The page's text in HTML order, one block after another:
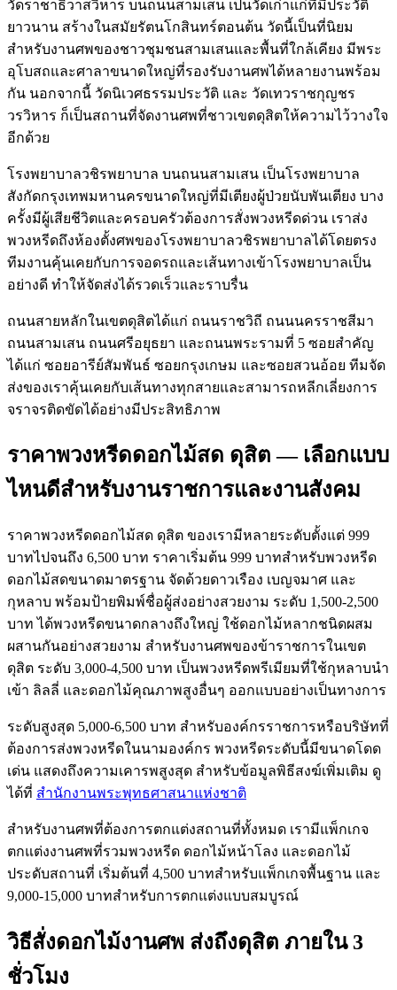
วัดราชาธิวาสวิหาร บนถนนสามเสน เป็นวัดเก่าแก่ที่มีประวัติ
ยาวนาน สร้างในสมัยรัตนโกสินทร์ตอนต้น วัดนี้เป็นที่นิยม
สำหรับงานศพของชาวชุมชนสามเสนและพื้นที่ใกล้เคียง มีพระ
อุโบสถและศาลาขนาดใหญ่ที่รองรับงานศพได้หลายงานพร้อม
กัน นอกจากนี้ วัดนิเวศธรรมประวัติ และ วัดเทวราชกุญชร
วรวิหาร ก็เป็นสถานที่จัดงานศพที่ชาวเขตดุสิตให้ความไว้วางใจ
อีกด้วย
โรงพยาบาลวชิรพยาบาล บนถนนสามเสน เป็นโรงพยาบาล
สังกัดกรุงเทพมหานครขนาดใหญ่ที่มีเตียงผู้ป่วยนับพันเตียง บาง
ครั้งมีผู้เสียชีวิตและครอบครัวต้องการสั่งพวงหรีดด่วน เราส่ง
พวงหรีดถึงห้องตั้งศพของโรงพยาบาลวชิรพยาบาลได้โดยตรง
ทีมงานคุ้นเคยกับการจอดรถและเส้นทางเข้าโรงพยาบาลเป็น
อย่างดี ทำให้จัดส่งได้รวดเร็วและราบรื่น
ถนนสายหลักในเขตดุสิตได้แก่ ถนนราชวิถี ถนนนครราชสีมา
ถนนสามเสน ถนนศรีอยุธยา และถนนพระรามที่ 5 ซอยสำคัญ
ได้แก่ ซอยอารีย์สัมพันธ์ ซอยกรุงเกษม และซอยสวนอ้อย ทีมจัด
ส่งของเราคุ้นเคยกับเส้นทางทุกสายและสามารถหลีกเลี่ยงการ
จราจรติดขัดได้อย่างมีประสิทธิภาพ
ราคาพวงหรีดดอกไม้สด ดุสิต — เลือกแบบ
ไหนดีสำหรับงานราชการและงานสังคม
ราคาพวงหรีดดอกไม้สด ดุสิต ของเรามีหลายระดับตั้งแต่ 999
บาทไปจนถึง 6,500 บาท ราคาเริ่มต้น 999 บาทสำหรับพวงหรีด
ดอกไม้สดขนาดมาตรฐาน จัดด้วยดาวเรือง เบญจมาศ และ
กุหลาบ พร้อมป้ายพิมพ์ชื่อผู้ส่งอย่างสวยงาม ระดับ 1,500-2,500
บาท ได้พวงหรีดขนาดกลางถึงใหญ่ ใช้ดอกไม้หลากชนิดผสม
ผสานกันอย่างสวยงาม สำหรับงานศพของข้าราชการในเขต
ดุสิต ระดับ 3,000-4,500 บาท เป็นพวงหรีดพรีเมียมที่ใช้กุหลาบนำ
เข้า ลิลลี่ และดอกไม้คุณภาพสูงอื่นๆ ออกแบบอย่างเป็นทางการ
ระดับสูงสุด 5,000-6,500 บาท สำหรับองค์กรราชการหรือบริษัทที่
ต้องการส่งพวงหรีดในนามองค์กร พวงหรีดระดับนี้มีขนาดโดด
เด่น แสดงถึงความเคารพสูงสุด สำหรับข้อมูลพิธีสงฆ์เพิ่มเติม ดู
ได้ที่ สำนักงานพระพุทธศาสนาแห่งชาติ
สำหรับงานศพที่ต้องการตกแต่งสถานที่ทั้งหมด เรามีแพ็กเกจ
ตกแต่งงานศพที่รวมพวงหรีด ดอกไม้หน้าโลง และดอกไม้
ประดับสถานที่ เริ่มต้นที่ 4,500 บาทสำหรับแพ็กเกจพื้นฐาน และ
9,000-15,000 บาทสำหรับการตกแต่งแบบสมบูรณ์
วิธีสั่งดอกไม้งานศพ ส่งถึงดุสิต ภายใน 3
ชั่วโมง